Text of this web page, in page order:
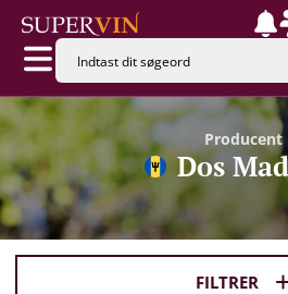
Producent
Dos
FILTRER